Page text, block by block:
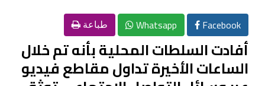
Facebook
Whatsapp طباعة
أفادت السلطات المحلية بأنه تم خلال
الساعات الأخيرة تداول مقاطع فيديو